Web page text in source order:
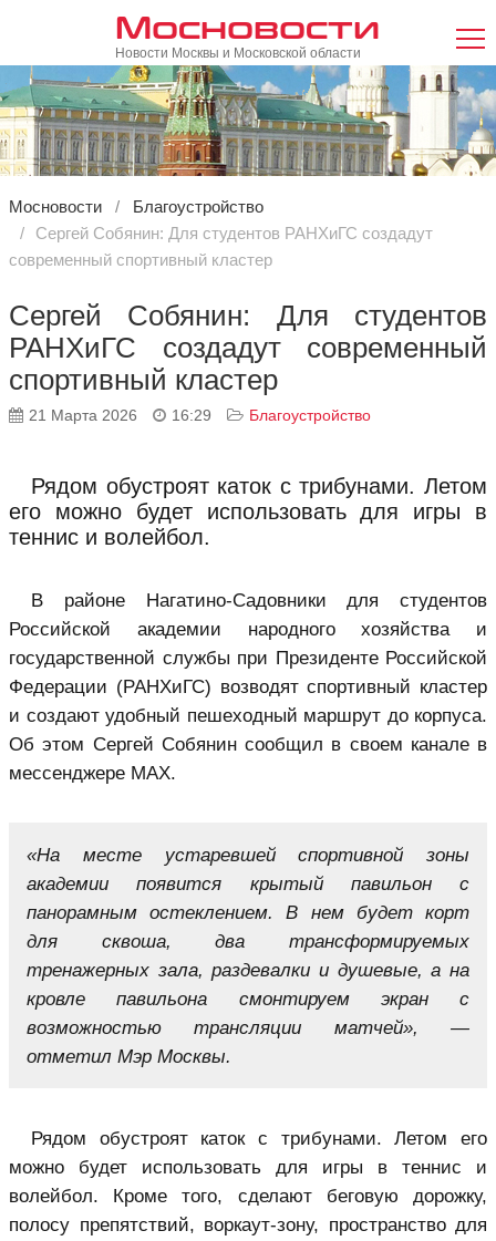
Мосновости
Новости Москвы и Московской области
Мосновости
Благоустройство
Сергей Собянин: Для студентов РАНХиГС создадут
современный спортивный кластер
Сергей Собянин: Для студентов
РАНХиГС создадут современный
спортивный кластер
21 Марта 2026 16:29 Благоустройство
Рядом обустроят каток с трибунами. Летом
его можно будет использовать для игры в
теннис и волейбол.
В районе Нагатино-Садовники для студентов
Российской академии народного хозяйства и
государственной службы при Президенте Российской
Федерации (РАНХиГС) возводят спортивный кластер
и создают удобный пешеходный маршрут до корпуса.
Об этом Сергей Собянин сообщил в своем канале в
мессенджере MAX.
«На месте устаревшей спортивной зоны
академии появится крытый павильон с
панорамным остеклением. В нем будет корт
для сквоша, два трансформируемых
тренажерных зала, раздевалки и душевые, а на
кровле павильона смонтируем экран с
возможностью трансляции матчей», —
отметил Мэр Москвы.
Рядом обустроят каток с трибунами. Летом его
можно будет использовать для игры в теннис и
волейбол. Кроме того, сделают беговую дорожку,
полосу препятствий, воркаут-зону, пространство для